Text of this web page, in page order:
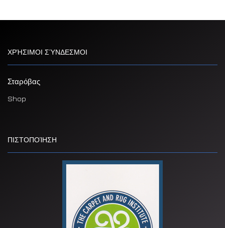
ΧΡΉΣΙΜΟΙ ΣΎΝΔΕΣΜΟΙ
Σταρόβας
Shop
ΠΙΣΤΟΠΟΊΗΣΗ